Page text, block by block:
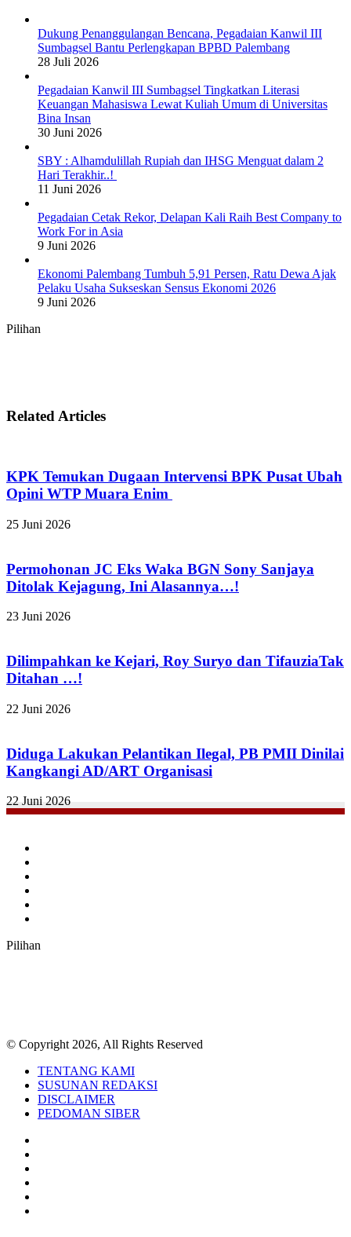
Dukung Penanggulangan Bencana, Pegadaian Kanwil III
Sumbagsel Bantu Perlengkapan BPBD Palembang
28 Juli 2026
Pegadaian Kanwil III Sumbagsel Tingkatkan Literasi
Keuangan Mahasiswa Lewat Kuliah Umum di Universitas
Bina Insan
30 Juni 2026
SBY : Alhamdulillah Rupiah dan IHSG Menguat dalam 2
Hari Terakhir..!
11 Juni 2026
Pegadaian Cetak Rekor, Delapan Kali Raih Best Company to
Work For in Asia
9 Juni 2026
Ekonomi Palembang Tumbuh 5,91 Persen, Ratu Dewa Ajak
Pelaku Usaha Sukseskan Sensus Ekonomi 2026
9 Juni 2026
Pilihan
Related Articles
KPK Temukan Dugaan Intervensi BPK Pusat Ubah
Opini WTP Muara Enim
25 Juni 2026
Permohonan JC Eks Waka BGN Sony Sanjaya
Ditolak Kejagung, Ini Alasannya…!
23 Juni 2026
Dilimpahkan ke Kejari, Roy Suryo dan TifauziaTak
Ditahan …!
22 Juni 2026
Diduga Lakukan Pelantikan Ilegal, PB PMII Dinilai
Kangkangi AD/ART Organisasi
22 Juni 2026
Pilihan
© Copyright 2026, All Rights Reserved
TENTANG KAMI
SUSUNAN REDAKSI
DISCLAIMER
PEDOMAN SIBER